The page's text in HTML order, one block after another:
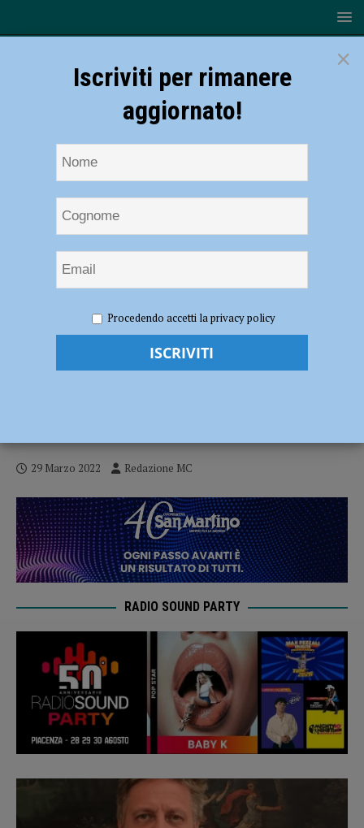
Presidente AMPAS Luca Speciani: “Sano stile di vita e qualità del cibo
per avere una buona salute” – AUDIO
Alimentazione, il Presidente AMPAS Luca
29 Marzo 2022 Redazione MC
RADIO SOUND PARTY
×
Iscriviti per rimanere
aggiornato!
Procedendo accetti la privacy policy